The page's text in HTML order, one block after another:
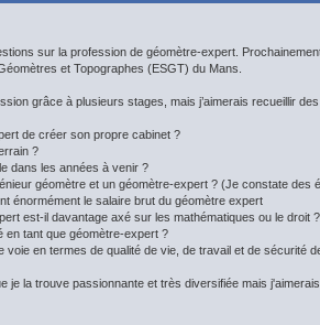
sur la profession de géomètre-expert.
et Topographes (ESGT) du Mans.
grâce à plusieurs stages, mais j’aimerais recueillir
de créer son propre cabinet ?
?
dans les années à venir ?
géomètre et un géomètre-expert ? (Je constate
énormément le salaire brut du géomètre expert
est-il davantage axé sur les mathématiques ou le droit ?
en tant que géomètre-expert ?
en termes de qualité de vie, de travail et de sécurité
la trouve passionnante et très diversifiée mais